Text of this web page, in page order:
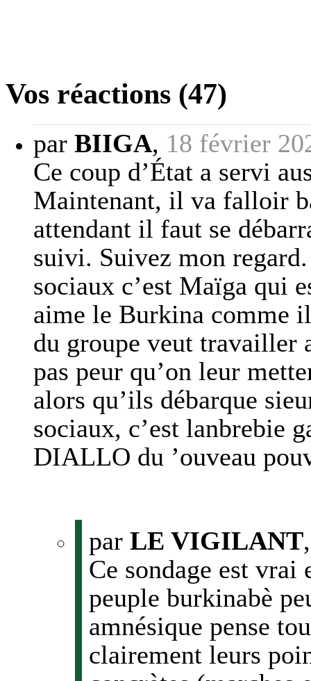
Vos réactions (47)
par BIIGA, 18 février
Ce coup d’État a servi
Maintenant, il va falloir
attendant il faut se
suivi. Suivez mon
sociaux c’est Maïga qui
aime le Burkina comme
du groupe veut travailler
pas peur qu’on leur
alors qu’ils débarque
sociaux, c’est lanbrebie
DIALLO du ’ouveau
par LE VIGILANT
Ce sondage est
peuple burkinabè
amnésique pense
clairement leurs